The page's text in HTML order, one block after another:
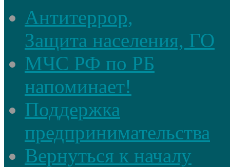
Антитеррор,
Защита населения, ГО
МЧС РФ по РБ
напоминает!
Поддержка
предпринимательства
Вернуться к началу